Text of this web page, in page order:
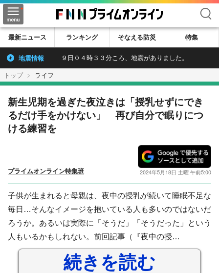
検索
最新ニュース ランキング そなえる防災 特集
地震情報 ９日０４時３３分ころ、地震がありました。
トップ ライフ
新生児期を過ぎた夜泣きは「授乳せずにでき
るだけ手をかけない」 再び自分で眠りにつ
ける練習を
プライムオンライン特集班 2024年5月18日 土曜 午前5:00
子供が生まれると母親は、夜中の授乳が続いて睡眠不足な
毎日…そんなイメージを抱いている人も多いのではないだ
ろうか。あるいは実際に「そうだ」「そうだった」という
人もいるかもしれない。前回記事（『夜中の授…
続きを読む